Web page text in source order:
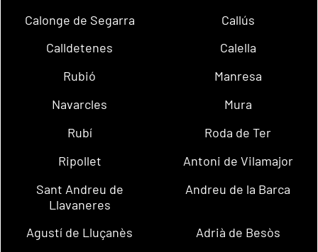
Calonge de Segarra
Callús
Calldetenes
Calella
Rubió
Manresa
Navarcles
Mura
Rubí
Roda de Ter
Ripollet
Antoni de Vilamajor
Sant Andreu de
Llavaneres
Andreu de la Barca
Agustí de Lluçanès
Adrià de Besòs